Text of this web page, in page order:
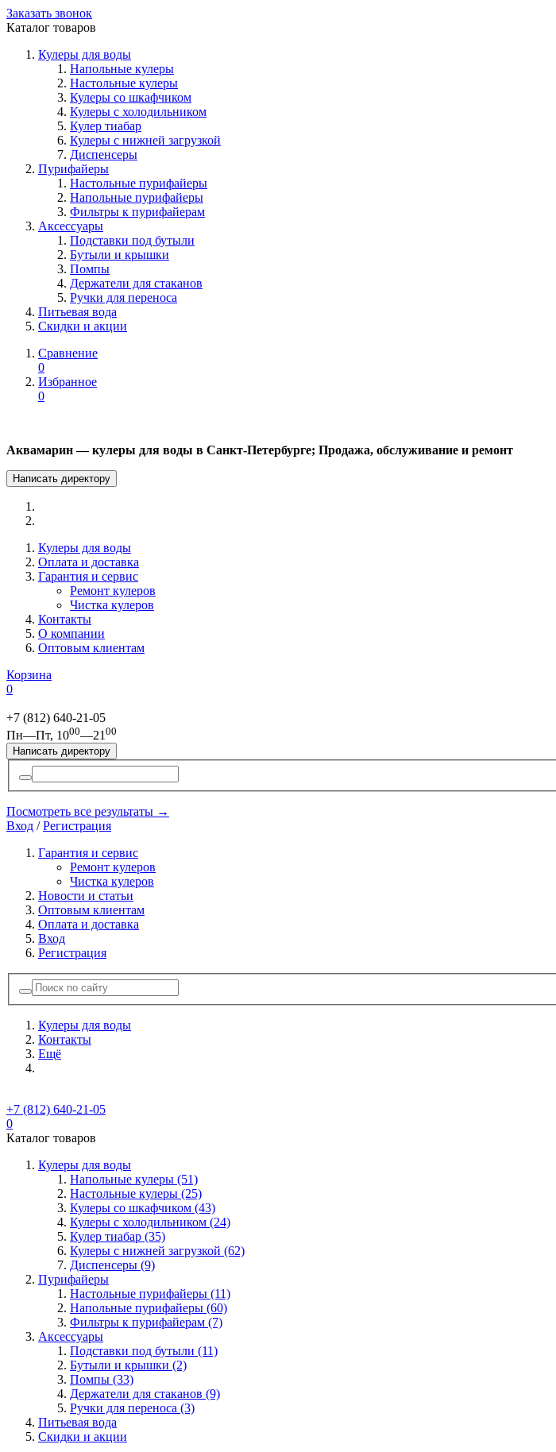
Заказать звонок
Каталог товаров
Кулеры для воды
Напольные кулеры
Настольные кулеры
Кулеры со шкафчиком
Кулеры с холодильником
Кулер тиабар
Кулеры с нижней загрузкой
Диспенсеры
Пурифайеры
Настольные пурифайеры
Напольные пурифайеры
Фильтры к пурифайерам
Аксессуары
Подставки под бутыли
Бутыли и крышки
Помпы
Держатели для стаканов
Ручки для переноса
Питьевая вода
Скидки и акции
Сравнение
0
Избранное
0
Аквамарин — кулеры для воды в Санкт-Петербурге; Продажа, обслуживание и ремонт
Написать директору
Кулеры для воды
Оплата и доставка
Гарантия и сервис
Ремонт кулеров
Чистка кулеров
Контакты
О компании
Оптовым клиентам
Корзина
0
+7 (812) 640-21-05
Пн—Пт, 1000—21 00
Написать директору
Посмотреть все результаты →
Вход /Регистрация
Гарантия и сервис
Ремонт кулеров
Чистка кулеров
Новости и статьи
Оптовым клиентам
Оплата и доставка
Вход
Регистрация
Кулеры для воды
Контакты
Ещё
+7 (812) 640-21-05
0
Каталог товаров
Кулеры для воды
Напольные кулеры (51)
Настольные кулеры (25)
Кулеры со шкафчиком (43)
Кулеры с холодильником (24)
Кулер тиабар (35)
Кулеры с нижней загрузкой (62)
Диспенсеры (9)
Пурифайеры
Настольные пурифайеры (11)
Напольные пурифайеры (60)
Фильтры к пурифайерам (7)
Аксессуары
Подставки под бутыли (11)
Бутыли и крышки (2)
Помпы (33)
Держатели для стаканов (9)
Ручки для переноса (3)
Питьевая вода
Скидки и акции